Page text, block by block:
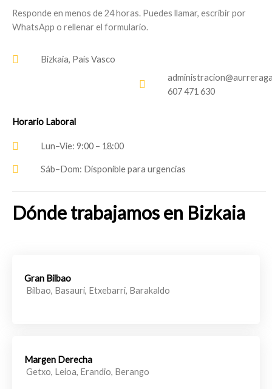
Responde en menos de 24 horas. Puedes llamar, escribir por
WhatsApp o rellenar el formulario.
Bizkaia, País Vasco
607 471 630
Horario Laboral
Lun–Vie: 9:00 – 18:00
Sáb–Dom: Disponible para urgencias
Dónde trabajamos en Bizkaia
Gran Bilbao
Bilbao, Basauri, Etxebarri, Barakaldo
Margen Derecha
Getxo, Leioa, Erandio, Berango